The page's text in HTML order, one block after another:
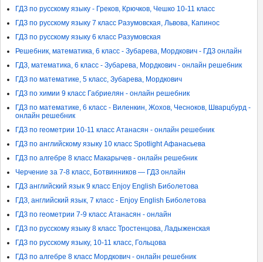
ГДЗ по русскому языку - Греков, Крючков, Чешко 10-11 класс
ГДЗ по русскому языку 7 класс Разумовская, Львова, Капинос
ГДЗ по русскому языку 6 класс Разумовская
Решебник, математика, 6 класс - Зубарева, Мордкович - ГДЗ онлайн
ГДЗ, математика, 6 класс - Зубарева, Мордкович - онлайн решебник
ГДЗ по математике, 5 класс, Зубарева, Мордкович
ГДЗ по химии 9 класс Габриелян - онлайн решебник
ГДЗ по математике, 6 класс - Виленкин, Жохов, Чесноков, Шварцбурд -
онлайн решебник
ГДЗ по геометрии 10-11 класс Атанасян - онлайн решебник
ГДЗ по английскому языку 10 класс Spotlight Афанасьева
ГДЗ по алгебре 8 класс Макарычев - онлайн решебник
Черчение за 7-8 класс, Ботвинников — ГДЗ онлайн
ГДЗ английский язык 9 класс Enjoy English Биболетова
ГДЗ, английский язык, 7 класс - Enjoy English Биболетова
ГДЗ по геометрии 7-9 класс Атанасян - онлайн
ГДЗ по русскому языку 8 класс Тростенцова, Ладыженская
ГДЗ по русскому языку, 10-11 класс, Гольцова
ГДЗ по алгебре 8 класс Мордкович - онлайн решебник